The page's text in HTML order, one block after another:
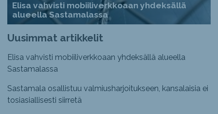
Elisa vahvisti mobiiliverkkoaan yhdeksällä
alueella Sastamalassa
Uusimmat artikkelit
Elisa vahvisti mobiiliverkkoaan yhdeksällä alueella
Sastamalassa
Sastamala osallistuu valmiusharjoitukseen, kansalaisia ei
tosiasiallisesti siirretä